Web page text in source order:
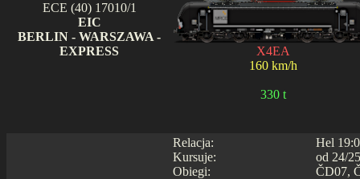
ECE (40) 17010/1
EIC
BERLIN - WARSZAWA -
EXPRESS
X4EA
160 km/h
330 t
Relacja:
Kursuje:
Obiegi:
Hel
od 24/
ČD07,